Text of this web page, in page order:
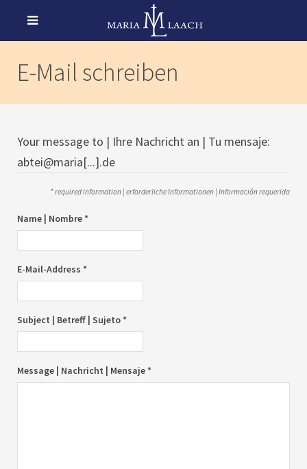
E-Mail schreiben
Your message to | Ihre Nachricht an | Tu mensaje:
abtei@maria[...].de
* required information | erforderliche Informationen | Información requerida
Name | Nombre *
E-Mail-Address *
Subject | Betreff | Sujeto *
Message | Nachricht | Mensaje *